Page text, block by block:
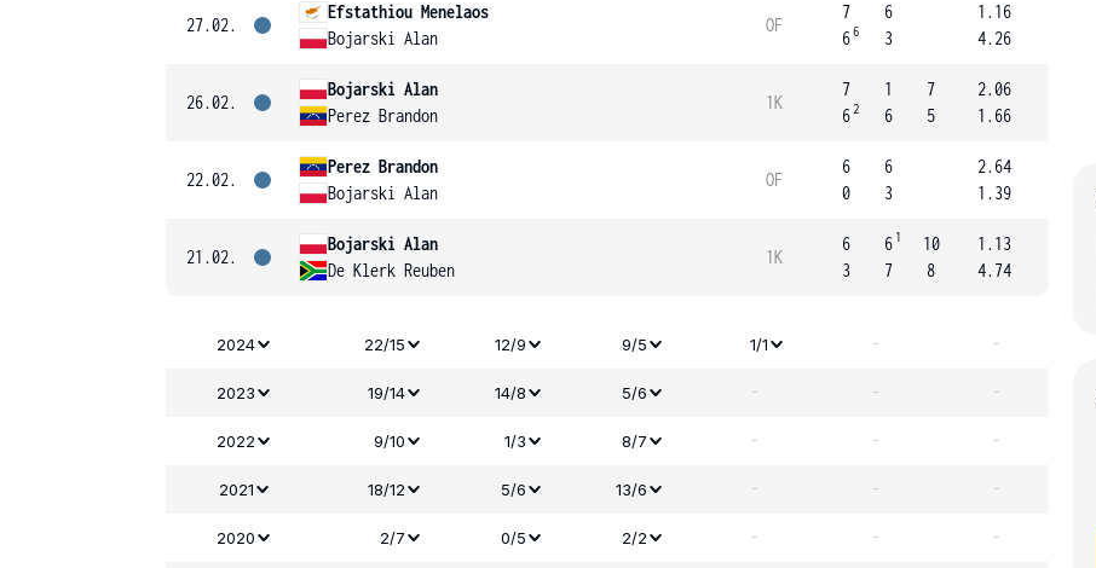
27.02.
Efstathiou Menelaos
Bojarski Alan
OF
7
66
6
3
1.16
4.26
26.02.
Bojarski Alan
Perez Brandon
1K
7
62
1
6
7
5
2.06
1.66
22.02.
Perez Brandon
Bojarski Alan
OF
6
0
6
3
2.64
1.39
21.02.
Bojarski Alan
De Klerk Reuben
1K
6
3
6 1
7
10
8
1.13
4.74
2024 22/15 12/9 9/5 1/1 - -
2023 19/14 14/8 5/6 - - -
2022 9/10 1/3 8/7 - - -
2021 18/12 5/6 13/6 - - -
2020 2/7 0/5 2/2 - - -